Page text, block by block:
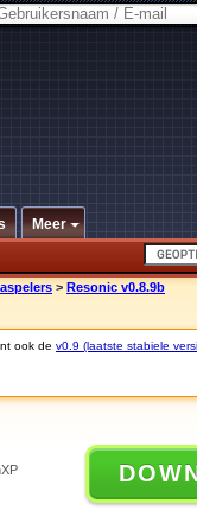
Meer
> Resonic v0.8.9b
ook de v0.9 (laatste stabiele